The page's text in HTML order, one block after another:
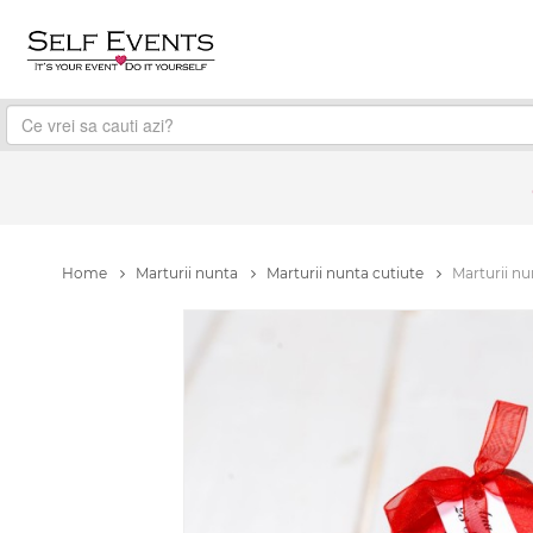
Home Marturii nunta Marturii nunta cutiute Marturii